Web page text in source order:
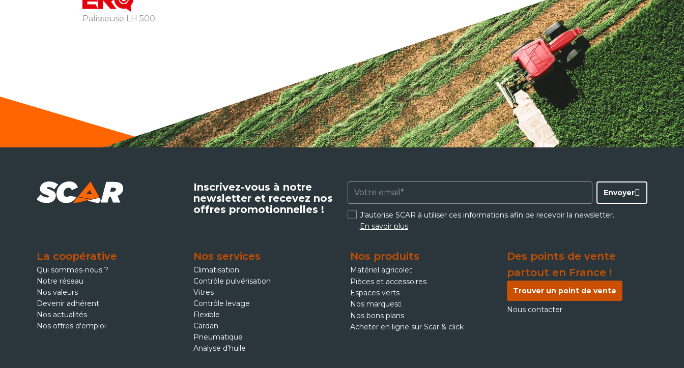
Palisseuse LH 500
Inscrivez-vous à notre
newsletter et recevez nos
offres promotionnelles !
J'autorise SCAR à utiliser ces informations afin de recevoir la newsletter.
En savoir plus
Envoyer
La coopérative
Qui sommes-nous ?
Notre réseau
Nos valeurs
Devenir adhérent
Nos actualités
Nos offres d'emploi
Nos services
Climatisation
Contrôle pulvérisation
Vitres
Contrôle levage
Flexible
Cardan
Pneumatique
Analyse d'huile
Nos produits
Matériel agricole
Pièces et accessoires
Espaces verts
Nos marques
Nos bons plans
Acheter en ligne sur Scar & click
Des points de vente
partout en France !
Trouver un point de vente
Nous contacter